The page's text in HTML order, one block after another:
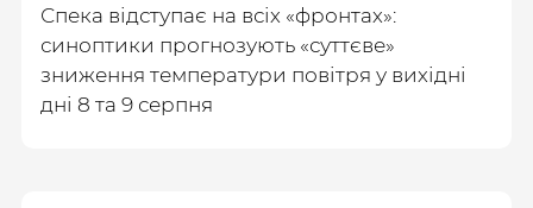
Спека відступає на всіх «фронтах»:
синоптики прогнозують «суттєве»
зниження температури повітря у вихідні
дні 8 та 9 серпня